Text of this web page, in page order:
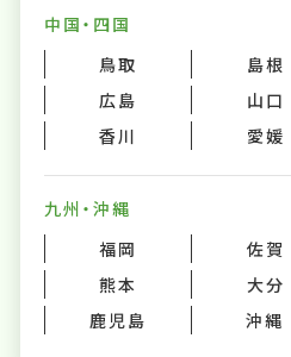
中国・四国
鳥取
島根
広島
山口
香川
愛媛
九州・沖縄
福岡
佐賀
熊本
大分
鹿児島
沖縄